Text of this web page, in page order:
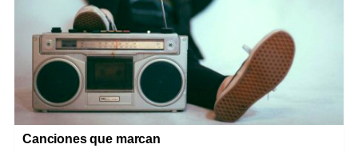
Canciones que marcan